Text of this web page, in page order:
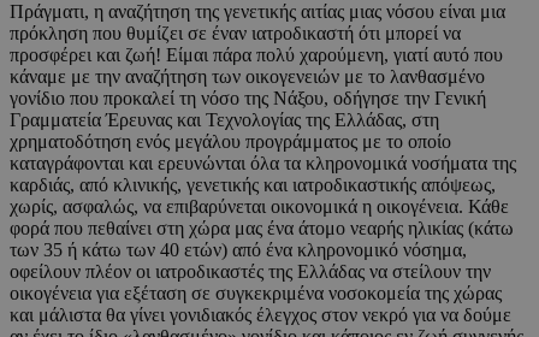
Πράγματι, η αναζήτηση της γενετικής αιτίας μιας νόσου είναι μια
πρόκληση που θυμίζει σε έναν ιατροδικαστή ότι μπορεί να
προσφέρει και ζωή! Είμαι πάρα πολύ χαρούμενη, γιατί αυτό που
κάναμε με την αναζήτηση των οικογενειών με το λανθασμένο
γονίδιο που προκαλεί τη νόσο της Νάξου, οδήγησε την Γενική
Γραμματεία Έρευνας και Τεχνολογίας της Ελλάδας, στη
χρηματοδότηση ενός μεγάλου προγράμματος με το οποίο
καταγράφονται και ερευνώνται όλα τα κληρονομικά νοσήματα της
καρδιάς, από κλινικής, γενετικής και ιατροδικαστικής απόψεως,
χωρίς, ασφαλώς, να επιβαρύνεται οικονομικά η οικογένεια. Κάθε
φορά που πεθαίνει στη χώρα μας ένα άτομο νεαρής ηλικίας (κάτω
των 35 ή κάτω των 40 ετών) από ένα κληρονομικό νόσημα,
οφείλουν πλέον οι ιατροδικαστές της Ελλάδας να στείλουν την
οικογένεια για εξέταση σε συγκεκριμένα νοσοκομεία της χώρας
και μάλιστα θα γίνει γονιδιακός έλεγχος στον νεκρό για να δούμε